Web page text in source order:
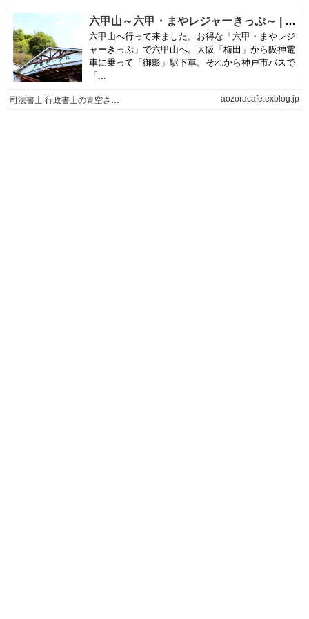
六甲山～六甲・まやレジャーきっぷ～ | 司法書士 行政書士の青空さんぽ
六甲山へ行って来ました。お得な「六甲・まやレジ
ャーきっぷ」で六甲山へ。大阪「梅田」から阪神電
車に乗って「御影」駅下車。それから神戸市バスで
「...
司法書士 行政書士の青空さんぽ aozoracafe.exblog.jp